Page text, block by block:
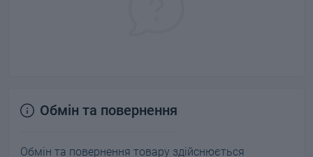
Обмін та повернення
Обмін та повернення товару здійснюється